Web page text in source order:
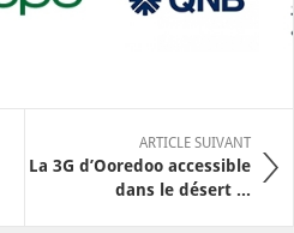
ARTICLE SUIVANT
La 3G d’Ooredoo accessible
dans le désert ...